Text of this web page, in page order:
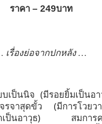
ราคา – 249บาท
เรื่องย่อจากปกหลัง …
บเป็นนิจ (มีรอยยิ้มเป็น
จรจาสุดขั้ว (มีการโวย
ดเป็นอาวุธ) สมการค